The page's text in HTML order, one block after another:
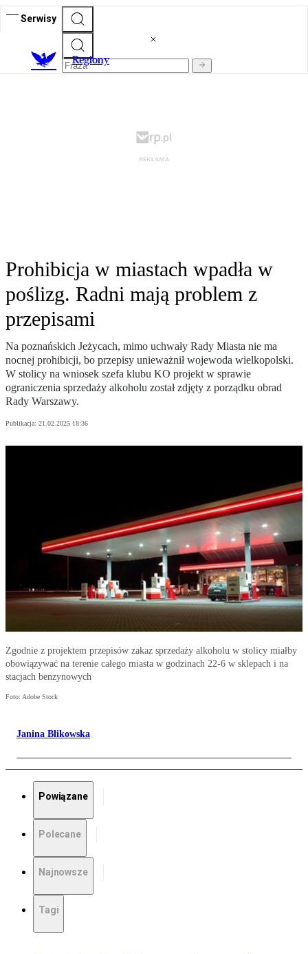
Serwisy
Regiony
Prohibicja w miastach wpadła w
poślizg. Radni mają problem z
przepisami
Na poznańskich Jeżycach, mimo uchwały Rady Miasta nie ma
nocnej prohibicji, bo przepisy unieważnił wojewoda wielkopolski.
W stolicy na wniosek szefa klubu KO projekt w sprawie
ograniczenia sprzedaży alkoholu został zdjęty z porządku obrad
Rady Warszawy.
Publikacja: 21.02.2025 18:36
Zgodnie z projektem przepisów zakaz sprzedaży alkoholu w stolicy miałby
obowiązywać na terenie całego miasta w godzinach 22-6 w sklepach i na
stacjach benzynowych
Foto: Adobe Stock
Janina Blikowska
Powiązane
Polecane
Najnowsze
Tagi